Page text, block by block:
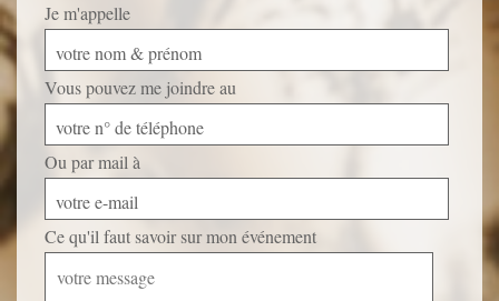
Je m'appelle
votre nom & prénom
Vous pouvez me joindre au
votre n° de téléphone
Ou par mail à
votre e-mail
Ce qu'il faut savoir sur mon événement